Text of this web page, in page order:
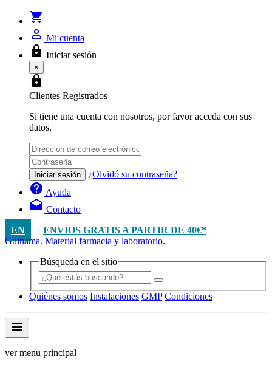
shopping_cart
person_outline Mi cuenta
lock Iniciar sesión
×
lock
Clientes Registrados
Si tiene una cuenta con nosotros, por favor acceda con sus
datos.
Iniciar sesión ¿Olvidó su contraseña?
help Ayuda
drafts Contacto
EN
ENVÍOS GRATIS A PARTIR DE 40€*
Guinama. Material farmacia y laboratorio.
Búsqueda en el sitio
Quiénes somos Instalaciones GMP Condiciones
menu
ver menu principal